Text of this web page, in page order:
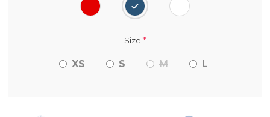
Size *
XS S M L